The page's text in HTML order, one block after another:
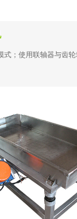
式；使用联轴器与齿